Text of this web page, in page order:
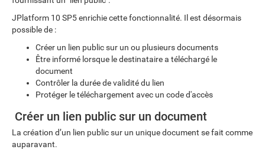
JPlatform 10 SP5 enrichie cette fonctionnalité. Il est désormais
possible de :
Créer un lien public sur un ou plusieurs documents
Être informé lorsque le destinataire a téléchargé le
document
Contrôler la durée de validité du lien
Protéger le téléchargement avec un code d'accès
Créer un lien public sur un document
La création d’un lien public sur un unique document se fait comme
auparavant.